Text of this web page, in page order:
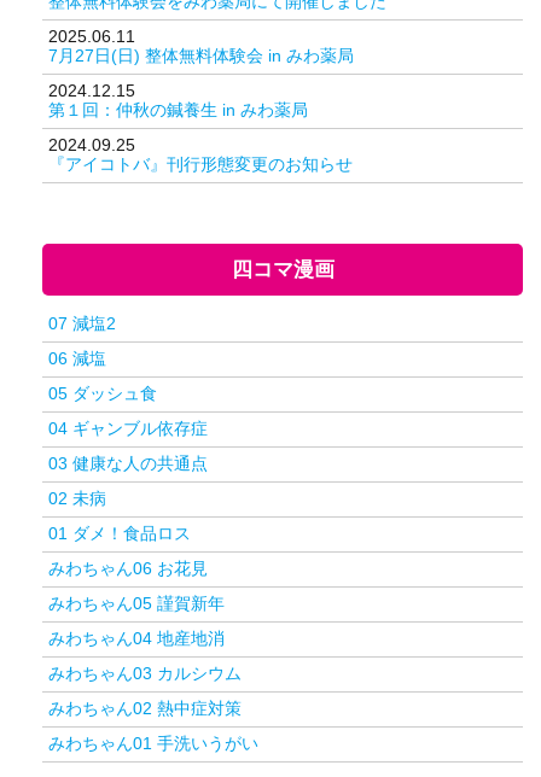
2025.06.11
7月27日(日) 整体無料体験会 in みわ薬局
2024.12.15
第１回：仲秋の鍼養生 in みわ薬局
2024.09.25
『アイコトバ』刊行形態変更のお知らせ
四コマ漫画
07 減塩2
06 減塩
05 ダッシュ食
04 ギャンブル依存症
03 健康な人の共通点
02 未病
01 ダメ！食品ロス
みわちゃん06 お花見
みわちゃん05 謹賀新年
みわちゃん04 地産地消
みわちゃん03 カルシウム
みわちゃん02 熱中症対策
みわちゃん01 手洗いうがい